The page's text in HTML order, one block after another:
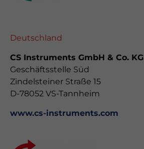
Deutschland
CS Instruments GmbH & Co. KG
Geschäftsstelle Süd
Zindelsteiner Straße 15
D-78052 VS-Tannheim
www.cs-instruments.com